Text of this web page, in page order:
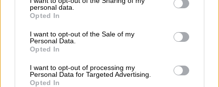
personal data.
Opted In
I want to opt-out of the Sale of my
Personal Data.
Opted In
I want to opt-out of processing my
Personal Data for Targeted Advertising.
Opted In
Αχίλλειος Άθλος
07/08/2026 , 12:09